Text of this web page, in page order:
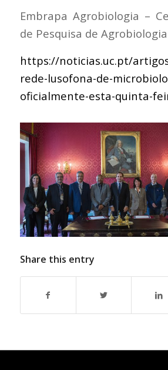
Embrapa Agrobiologia –
de Pesquisa de
https://noticias.uc.pt/
rede-lusofona-de-
oficialmente-esta-quinta-
Share this entry